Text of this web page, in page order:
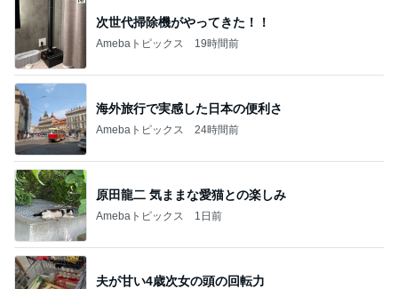
次世代掃除機がやってきた！！
Amebaトピックス 19時間前
海外旅行で実感した日本の便利さ
Amebaトピックス 24時間前
原田龍二 気ままな愛猫との楽しみ
Amebaトピックス 1日前
夫が甘い4歳次女の頭の回転力